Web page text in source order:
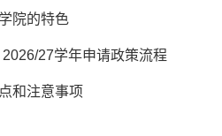
院的特色
27学年申请政策流程
和注意事项